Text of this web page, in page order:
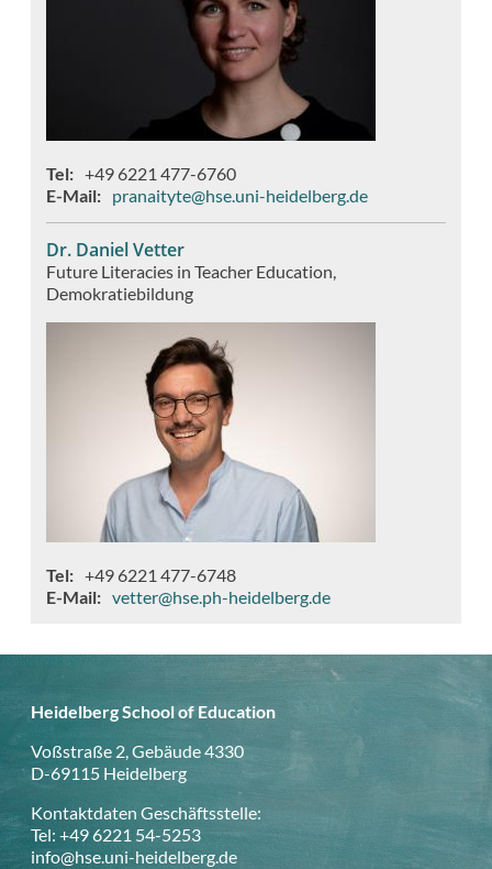
Tel
+49 6221 477-6760
E-Mail
pranaityte@hse.uni-heidelberg.de
Dr. Daniel Vetter
Future Literacies in Teacher Education
Demokratiebildung
Tel
+49 6221 477-6748
E-Mail
vetter@hse.ph-heidelberg.de
Heidelberg School of Education
Voßstraße 2, Gebäude 4330
D-69115 Heidelberg
Kontaktdaten Geschäftsstelle:
Tel: +49 6221 54-5253
info@hse.uni-heidelberg.de